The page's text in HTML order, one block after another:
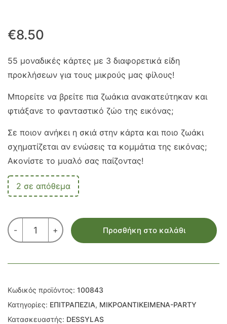
€8.50
55 μοναδικές κάρτες με 3 διαφορετικά είδη
προκλήσεων για τους μικρούς μας φίλους!
Μπορείτε να βρείτε πια ζωάκια ανακατεύτηκαν και
φτιάξανε το φανταστικό ζώο της εικόνας;
Σε ποιον ανήκει η σκιά στην κάρτα και ποιο ζωάκι
σχηματίζεται αν ενώσεις τα κομμάτια της εικόνας;
Ακονίστε το μυαλό σας παίζοντας!
2 σε απόθεμα
-
SMART
CARDS
ΖΩΑΚΙΑ
+ Προσθήκη στο καλάθι
Κωδικός προϊόντος: 100843
Κατηγορίες: ΕΠΙΤΡΑΠΕΖΙΑ, ΜΙΚΡΟΑΝΤΙΚΕΙΜΕΝΑ-PARTY
Κατασκευαστής: DESSYLAS